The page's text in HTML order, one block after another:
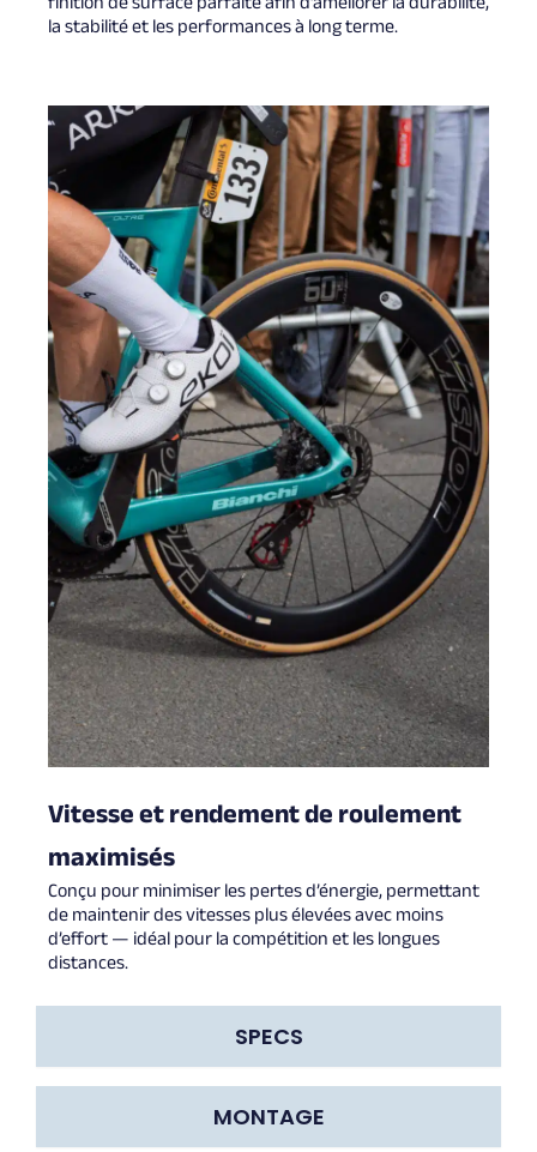
SPECS
MONTAGE
la stabilité et les performances à long terme.
Vitesse et rendement de roulement
maximisés
Conçu pour minimiser les pertes d’énergie, permettant
de maintenir des vitesses plus élevées avec moins
d’effort — idéal pour la compétition et les longues
distances.